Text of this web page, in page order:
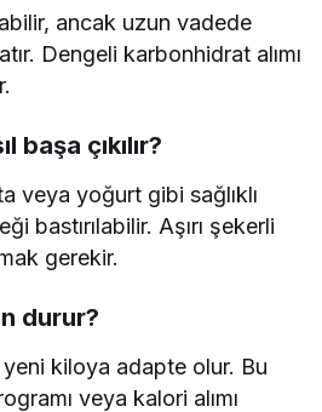
ancak uzun vadede
Dengeli karbonhidrat alımı
başa çıkılır?
veya yoğurt gibi sağlıklı
bastırılabilir. Aşırı şekerli
gerekir.
durur?
kiloya adapte olur. Bu
veya kalori alımı